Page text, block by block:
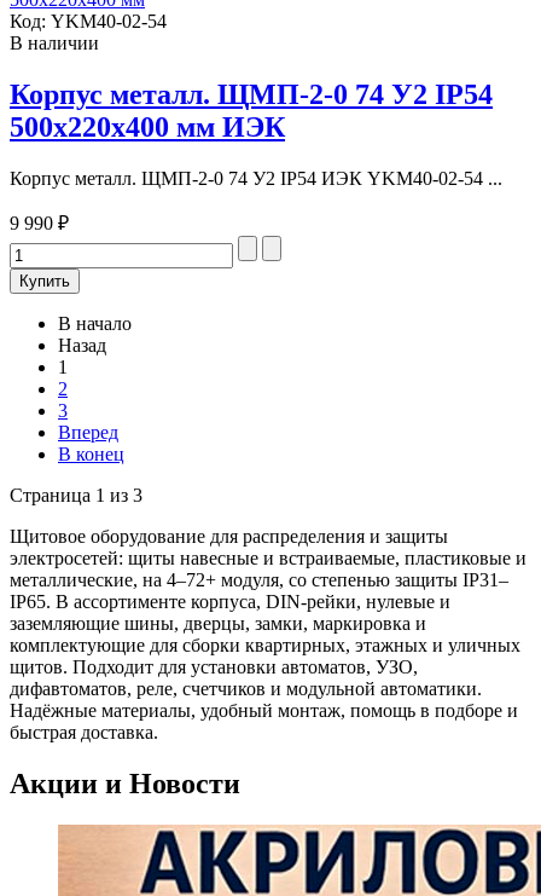
Код: YKM40-02-54
В наличии
Корпус металл. ЩМП-2-0 74 У2 IP54
500х220х400 мм ИЭК
Корпус металл. ЩМП-2-0 74 У2 IP54 ИЭК YKM40-02-54 ...
9 990 ₽
В начало
Назад
1
2
3
Вперед
В конец
Страница 1 из 3
Щитовое оборудование для распределения и защиты
электросетей: щиты навесные и встраиваемые, пластиковые и
металлические, на 4–72+ модуля, со степенью защиты IP31–
IP65. В ассортименте корпуса, DIN‑рейки, нулевые и
заземляющие шины, дверцы, замки, маркировка и
комплектующие для сборки квартирных, этажных и уличных
щитов. Подходит для установки автоматов, УЗО,
дифавтоматов, реле, счетчиков и модульной автоматики.
Надёжные материалы, удобный монтаж, помощь в подборе и
быстрая доставка.
Акции и Новости